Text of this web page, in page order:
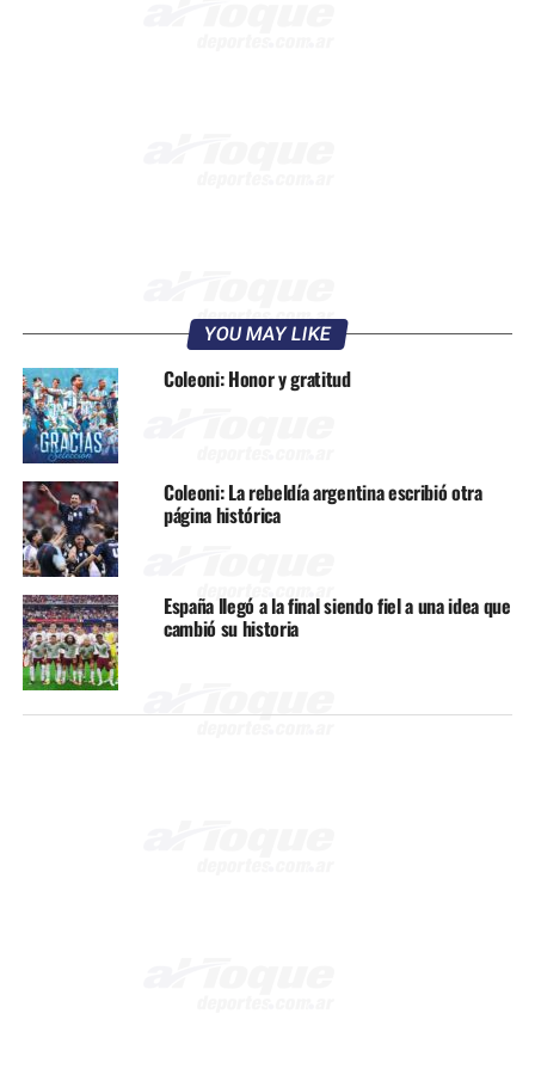
YOU MAY LIKE
Coleoni: Honor y gratitud
Coleoni: La rebeldía argentina escribió otra
página histórica
España llegó a la final siendo fiel a una idea que
cambió su historia